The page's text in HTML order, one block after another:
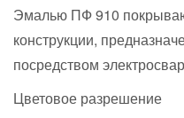
Эмалью ПФ 910
конструкции,
посредством
Цветовое разрешение